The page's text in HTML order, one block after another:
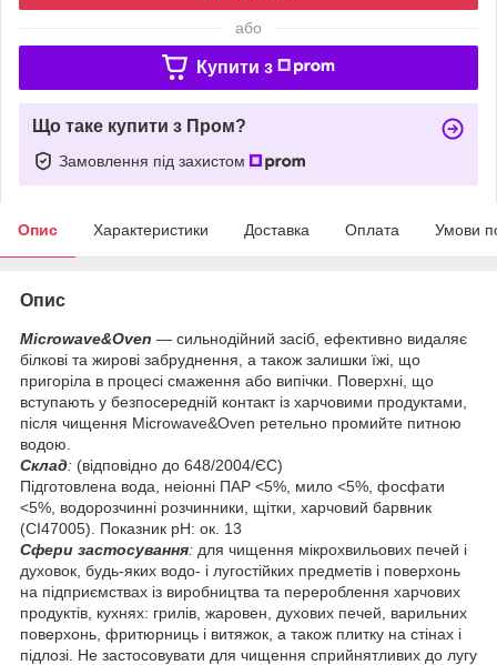
або
Купити з
Що таке купити з Пром?
Замовлення під захистом
Опис Характеристики Доставка Оплата Умови
Опис
Microwave&Oven — сильнодійний засіб, ефективно видаляє
білкові та жирові забруднення, а також залишки їжі, що
пригоріла в процесі смаження або випічки. Поверхні, що
вступають у безпосередній контакт із харчовими продуктами,
після чищення Microwave&Oven ретельно промийте питною
водою.
Склад: (відповідно до 648/2004/ЄС)
Підготовлена вода, неіонні ПАР <5%, мило <5%, фосфати
<5%, водорозчинні розчинники, щітки, харчовий барвник
(CI47005). Показник pH: ок. 13
Сфери застосування: для чищення мікрохвильових печей і
духовок, будь-яких водо- і лугостійких предметів і поверхонь
на підприємствах із виробництва та перероблення харчових
продуктів, кухнях: грилів, жаровен, духових печей, варильних
поверхонь, фритюрниць і витяжок, а також плитку на стінах і
підлозі. Не застосовувати для чищення сприйнятливих до лугу